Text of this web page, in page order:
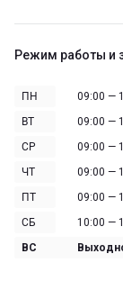
Режим работы и
ПН
09:00 —
ВТ
09:00 —
СР
09:00 —
ЧТ
09:00 —
ПТ
09:00 —
СБ
10:00 —
ВС